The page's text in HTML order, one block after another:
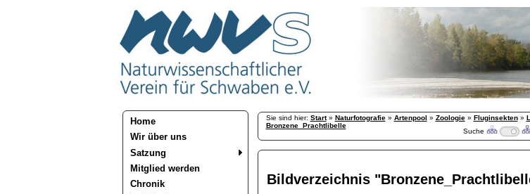
Home
Wir über uns
Satzung
Mitglied werden
Chronik
Sie sind hier: Start» Naturfotografie» Artenpool » Zoologie» Fluginsekten»
Bronzene_Prachtlibelle
Suche
Bildverzeichnis